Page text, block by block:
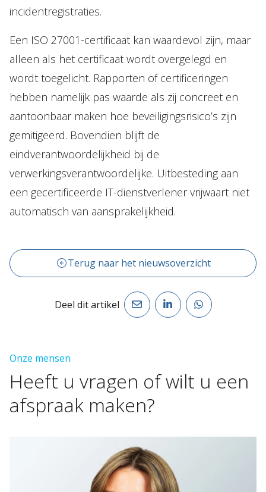
incidentregistraties.
Een ISO 27001-certificaat kan waardevol zijn, maar
alleen als het certificaat wordt overgelegd en
wordt toegelicht. Rapporten of certificeringen
hebben namelijk pas waarde als zij concreet en
aantoonbaar maken hoe beveiligingsrisico’s zijn
gemitigeerd. Bovendien blijft de
eindverantwoordelijkheid bij de
verwerkingsverantwoordelijke. Uitbesteding aan
een gecertificeerde IT-dienstverlener vrijwaart niet
automatisch van aansprakelijkheid.
Terug naar het nieuwsoverzicht
Deel dit artikel
Onze mensen
Heeft u vragen ofwilt u een
afspraak maken?